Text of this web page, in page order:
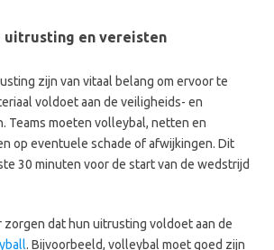
uitrusting en vereisten
zijn van vitaal belang om ervoor te
voldoet aan de veiligheids- en
Teams moeten volleybal, netten en
op eventuele schade of afwijkingen. Dit
30 minuten voor de start van de wedstrijd
zorgen dat hun uitrusting voldoet aan de
. Bijvoorbeeld, volleybal moet goed zijn